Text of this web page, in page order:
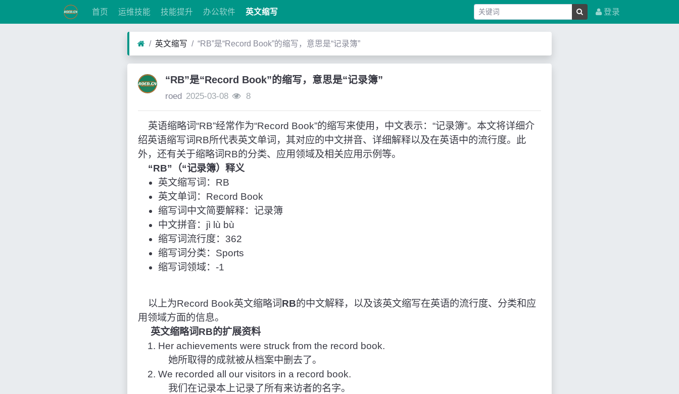
首页 运维技能 技能提升 办公软件 英文缩写 登录
英文缩写 “RB”是“Record Book”的缩写，意思是“记录簿”
“RB”是“Record Book”的缩写，意思是“记录簿”
roed 2025-03-08 8
英语缩略词“RB”经常作为“Record Book”的缩写来使用，中文表示：“记录簿”。本文将详细介
绍英语缩写词RB所代表英文单词，其对应的中文拼音、详细解释以及在英语中的流行度。此
外，还有关于缩略词RB的分类、应用领域及相关应用示例等。
“RB”（“记录簿）释义
英文缩写词：RB
英文单词：Record Book
缩写词中文简要解释：记录簿
中文拼音：jì lù bù
缩写词流行度：362
缩写词分类：Sports
缩写词领域：-1
以上为Record Book英文缩略词 RB的中文解释，以及该英文缩写在英语的流行度、分类和应
用领域方面的信息。
英文缩略词RB的扩展资料
Her achievements were struck from the record book.
她所取得的成就被从档案中删去了。
We recorded all our visitors in a record book.
我们在记录本上记录了所有来访者的名字。